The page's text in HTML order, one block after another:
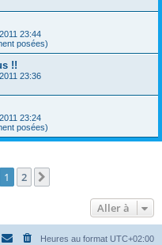
23:44
posées)
!!
23:36
23:24
posées)
1 2
Aller à
Heures au format UTC+02:00